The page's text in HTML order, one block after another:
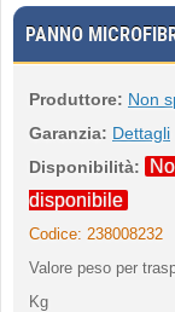
PANNO
Produttore: Non
Garanzia: Dettagli
Disponibilità:
disponibile
Codice: 238008232
Valore peso per
Kg